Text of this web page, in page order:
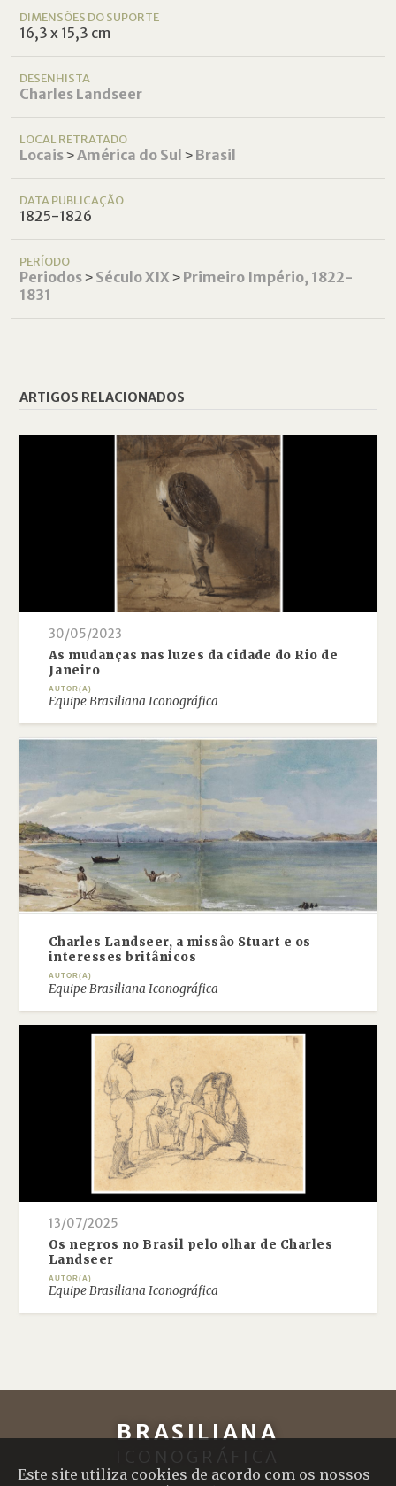
Este site utiliza cookies de acordo com os nossos
DIMENSÕES DO SUPORTE
16,3 x 15,3 cm
DESENHISTA
Charles Landseer
LOCAL RETRATADO
Locais˃América do Sul ˃ Brasil
DATA PUBLICAÇÃO
1825-1826
PERÍODO
Periodos˃ Século XIX ˃ Primeiro Império, 1822-
1831
ARTIGOS RELACIONADOS
30/05/2023
As mudanças nas luzes da cidade do Rio de
Janeiro
AUTOR(A)
Equipe Brasiliana Iconográfica
Charles Landseer, a missão Stuart e os
interesses britânicos
AUTOR(A)
Equipe Brasiliana Iconográfica
13/07/2025
Os negros no Brasil pelo olhar de Charles
Landseer
AUTOR(A)
Equipe Brasiliana Iconográfica
BRASILIANA
ICONOGRÁFICA